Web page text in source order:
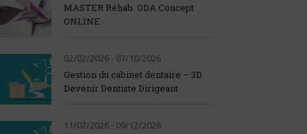
MASTER Réhab. ODA Concept
ONLINE
02/02/2026 - 07/10/2026
Gestion du cabinet dentaire – 3D
Devenir Dentiste Dirigeant
11/02/2026 - 09/12/2026